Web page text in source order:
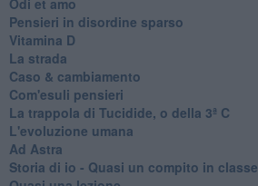
Pensieri in disordine sparso
Vitamina D
La strada
Caso & cambiamento
Com'esuli pensieri
La trappola di Tucidide, o della 3ª C
L'evoluzione umana
Ad Astra
Storia di io - Quasi un compito in classe